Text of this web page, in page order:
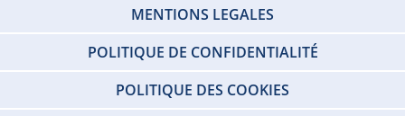
MENTIONS LEGALES
POLITIQUE DE CONFIDENTIALITÉ
POLITIQUE DES COOKIES